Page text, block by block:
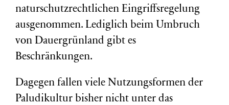
naturschutzrechtlichen Eingriffsregelung
ausgenommen. Lediglich beim Umbruch
von Dauergrünland gibt es
Beschränkungen.
Dagegen fallen viele Nutzungsformen der
Paludikultur bisher nicht unter das